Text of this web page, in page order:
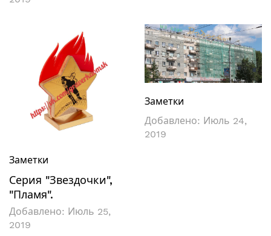
Заметки
Серия "Звездочки",
"Пламя".
Добавлено: Июль 25,
2019
Заметки
Добавлено: Июль 24,
2019